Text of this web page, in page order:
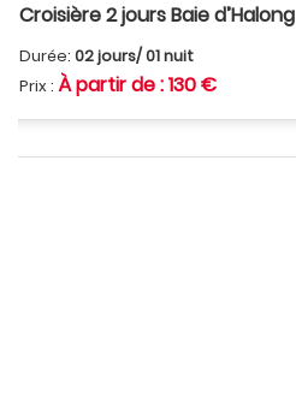
Croisière 2 jours Baie d’Halong
Durée: 02 jours/ 01 nuit
Prix : À partir de : 130 €